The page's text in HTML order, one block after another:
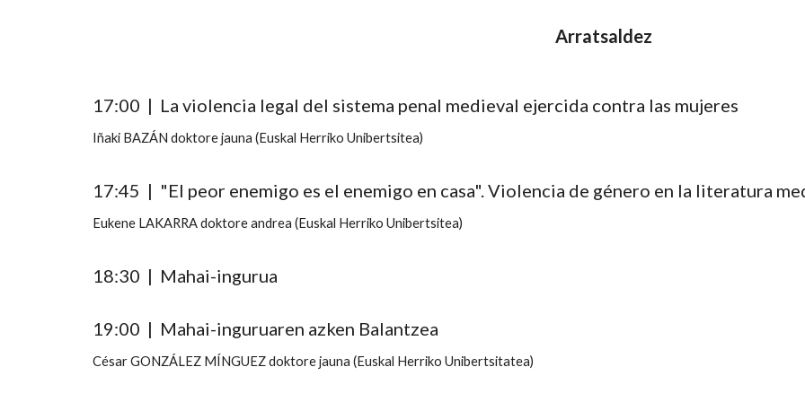
Arratsaldez
17:00 | La violencia legal del sistema penal medieval ejercida contra las mujeres
Iñaki BAZÁN doktore jauna (Euskal Herriko Unibertsitea)
17:45 | "El peor enemigo es el enemigo en casa". Violencia de género en la literatura
Eukene LAKARRA doktore andrea (Euskal Herriko Unibertsitea)
18:30 | Mahai-ingurua
19:00 | Mahai-inguruaren azken Balantzea
César GONZÁLEZ MÍNGUEZ doktore jauna (Euskal Herriko Unibertsitatea)